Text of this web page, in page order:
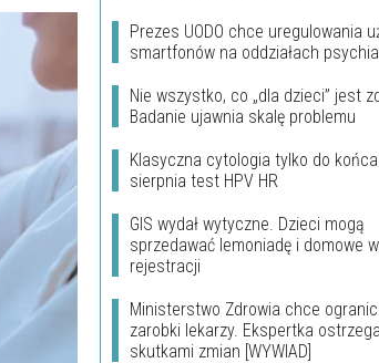
Prezes UODO chce uregulowania
smartfonów na oddziałach
Nie wszystko, co „dla dzieci” jest
Badanie ujawnia skalę problemu
Klasyczna cytologia tylko do
sierpnia test HPV HR
GIS wydał wytyczne. Dzieci mogą
sprzedawać lemoniadę i domowe
rejestracji
Ministerstwo Zdrowia chce
zarobki lekarzy. Ekspertka
skutkami zmian [WYWIAD]